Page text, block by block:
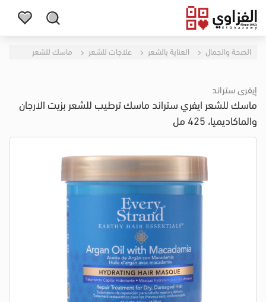
الصحة والجمال العناية بالشعر علاجات للشعر ماسك للشعر
إيفرى ستراند
ماسك للشعر ايفري ستراند ماسك ترطيب للشعر بزيت الارجان
والماكاديميا، 425 مل